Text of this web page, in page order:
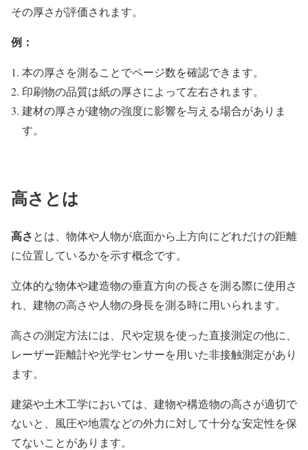
その厚さが評価されます。
例：
本の厚さを測ることでページ数を確認できます。
印刷物の品質は紙の厚さによって左右されます。
建材の厚さが建物の強度に影響を与える場合がありま
す。
高さとは
高さとは、物体や人物が底面から上方向にどれだけの距離
に位置しているかを示す概念です。
立体的な物体や建造物の垂直方向の長さを測る際に使用さ
れ、建物の高さや人物の身長を測る時に用いられます。
高さの測定方法には、尺や定規を使った直接測定の他に、
レーザー距離計や光学センサーを用いた非接触測定があり
ます。
建築や土木工学においては、建物や構造物の高さが適切で
ないと、風圧や地震などの外力に対して十分な安定性を保
てないことがあります。